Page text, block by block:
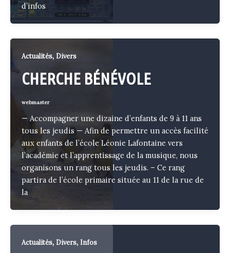
d’infos
Actualités, Divers
CHERCHE BÉNÉVOLE
webmaster
— Accompagner une dizaine d’enfants de 9 à 11 ans
tous les jeudis — Afin de permettre un accès facilité
aux enfants de l’école Léonie Lafontaine vers
l’académie et l’apprentissage de la musique, nous
organisons un rang tous les jeudis. – Ce rang
partira de l’école primaire située au 11 de la rue de
la
Actualités, Divers, Infos